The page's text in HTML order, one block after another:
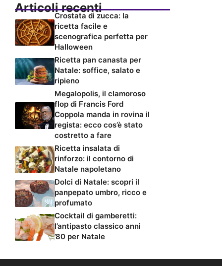
Articoli recenti
Crostata di zucca: la
ricetta facile e
scenografica perfetta per
Halloween
Ricetta pan canasta per
Natale: soffice, salato e
ripieno
Megalopolis, il clamoroso
flop di Francis Ford
Coppola manda in rovina il
regista: ecco cos’è stato
costretto a fare
Ricetta insalata di
rinforzo: il contorno di
Natale napoletano
Dolci di Natale: scopri il
panpepato umbro, ricco e
profumato
Cocktail di gamberetti:
l’antipasto classico anni
’80 per Natale